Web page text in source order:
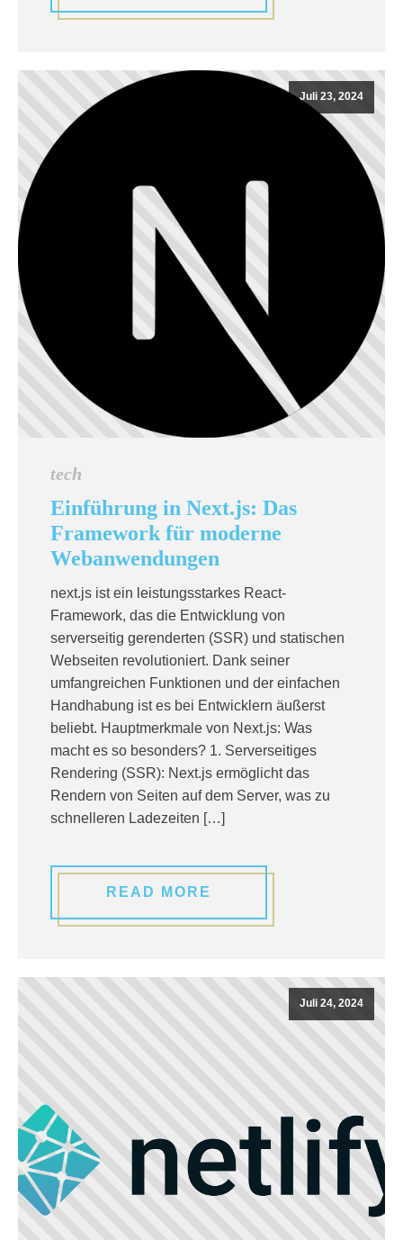
Juli 23, 2024
tech
Einführung in Next.js: Das
Framework für moderne
Webanwendungen
next.js ist ein leistungsstarkes React-
Framework, das die Entwicklung von
serverseitig gerenderten (SSR) und statischen
Webseiten revolutioniert. Dank seiner
umfangreichen Funktionen und der einfachen
Handhabung ist es bei Entwicklern äußerst
beliebt. Hauptmerkmale von Next.js: Was
macht es so besonders? 1. Serverseitiges
Rendering (SSR): Next.js ermöglicht das
Rendern von Seiten auf dem Server, was zu
schnelleren Ladezeiten […]
READ MORE
Juli 24, 2024